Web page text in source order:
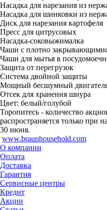
Насадка для нарезания из
Насадка для шинковки из
Диск для нарезания картофеля
Пресс для цитрусовых
Насадка-соковыжималка
Чаши с плотно
Чаши для мытья в
Защита от перегрузок
Система двойной защиты
Мощный бесшумный двигатель
Отсек для хранения шнура
Цвет: белый/голубой
Торопитесь - количество
распространяется только при
30 июня.
www.braunhousehold.com
О компании
Оплата
Доставка
Гарантия
Сервисные центры
Кредит
Акции